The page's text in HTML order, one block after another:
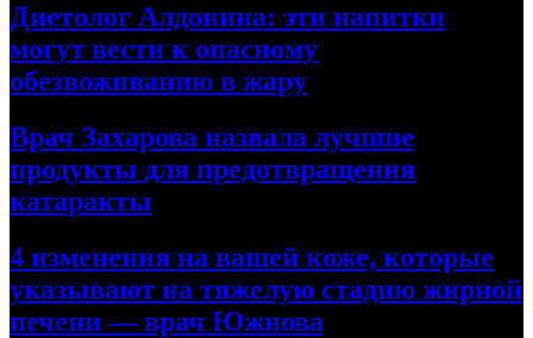
Диетолог Алдонина: эти напитки
могут вести к опасному
обезвоживанию в жару
Врач Захарова назвала лучшие
продукты для предотвращения
катаракты
4 изменения на вашей коже, которые
указывают на тяжелую стадию жирной
печени — врач Южнова